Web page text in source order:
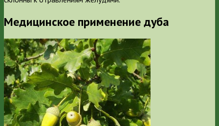
Медицинское применение дуба